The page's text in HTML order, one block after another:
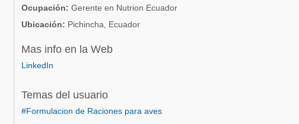
en inglés
Ocupación: Gerente en Nutrion Ecuador
Ubicación: Pichincha, Ecuador
Mas info en la Web
LinkedIn
Temas del usuario
#Formulacion de Raciones para aves